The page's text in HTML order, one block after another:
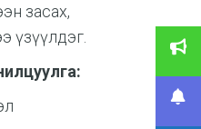
засах,
үзүүлдэг.